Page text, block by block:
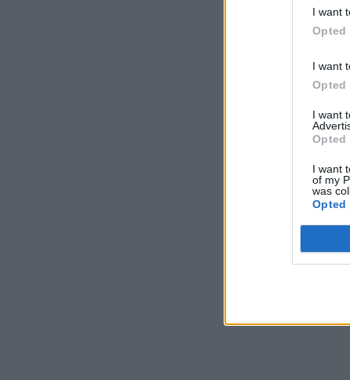
I want
Opted
I want
Opted
I want
Opted
I want
of my
was
Opted